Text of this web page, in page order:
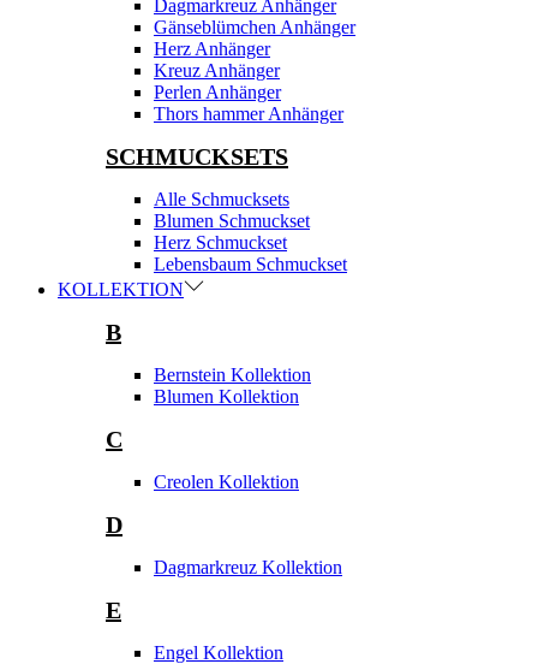
Dagmarkreuz Anhänger
Gänseblümchen Anhänger
Herz Anhänger
Kreuz Anhänger
Perlen Anhänger
Thors hammer Anhänger
SCHMUCKSETS
Alle Schmucksets
Blumen Schmuckset
Herz Schmuckset
Lebensbaum Schmuckset
KOLLEKTION
B
Bernstein Kollektion
Blumen Kollektion
C
Creolen Kollektion
D
Dagmarkreuz Kollektion
E
Engel Kollektion